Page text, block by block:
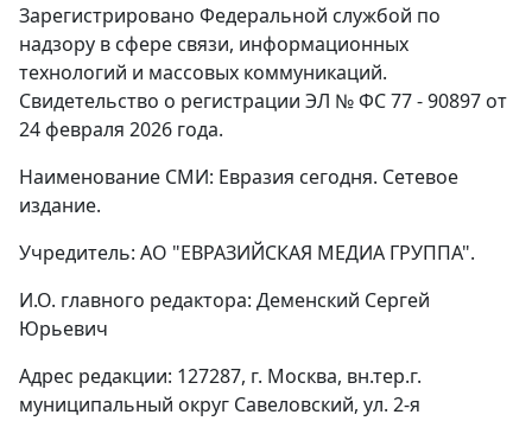
Зарегистрировано Федеральной службой по
надзору в сфере связи, информационных
технологий и массовых коммуникаций.
Свидетельство о регистрации ЭЛ № ФС 77 - 90897 от
24 февраля 2026 года.
Наименование СМИ: Евразия сегодня. Сетевое
издание.
Учредитель: АО "ЕВРАЗИЙСКАЯ МЕДИА ГРУППА".
И.О. главного редактора: Деменский Сергей
Юрьевич
Адрес редакции: 127287, г. Москва, вн.тер.г.
муниципальный округ Савеловский, ул. 2-я